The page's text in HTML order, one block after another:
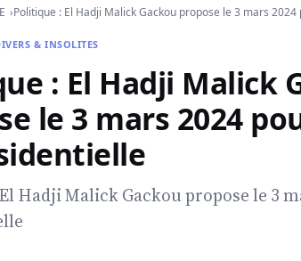
Politique : El Hadji Malick Gackou propose le 3 mars
& INSOLITES
: El Hadji Malick
le 3 mars 2024
Hadji Malick Gackou propose le 3